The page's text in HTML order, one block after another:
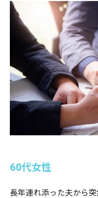
60代女性
長年連れ添った夫から